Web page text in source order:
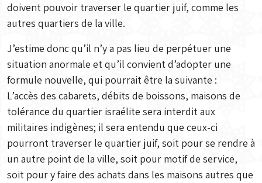
doivent pouvoir traverser le quartier juif, comme les
autres quartiers de la ville.
J’estime donc qu’il n’y a pas lieu de perpétuer une
situation anormale et qu’il convient d’adopter une
formule nouvelle, qui pourrait être la suivante :
L’accès des cabarets, débits de boissons, maisons de
tolérance du quartier israélite sera interdit aux
militaires indigènes; il sera entendu que ceux-ci
pourront traverser le quartier juif, soit pour se rendre à
un autre point de la ville, soit pour motif de service,
soit pour y faire des achats dans les maisons autres que